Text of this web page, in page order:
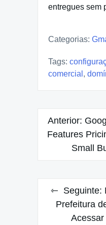
entregues sem
Categorias:
Tags:
comercial ,
Navegação
de
Anterior:
Features
Small
Seguinte:
Prefeitura